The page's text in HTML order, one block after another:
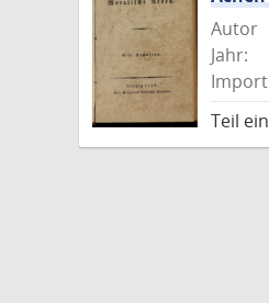
Autor
Jahr:
Teil